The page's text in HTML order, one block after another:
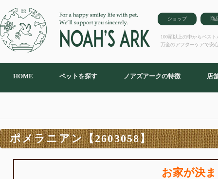
ショップ 商
100頭以上の中からベス
万全のアフターケアで安
HOME ペットを探す ノアズアークの特徴 店
ポメラニアン【2603058】
お家が決